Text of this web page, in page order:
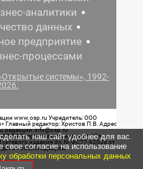
аналитики
данных
предприятие
процессами
системы», 1992-
www.osp.ru Учредитель: ООО
Главный редактор: Христов П.В. Адрес
редакции: info@osp.ru
54 Возрастная маркировка: 12+
сетевого издания Эл.№ ФС77-62008 от
Роскомнадзором.
наш сайт удобнее для вас.
согласие на использование
обработки персональных данных